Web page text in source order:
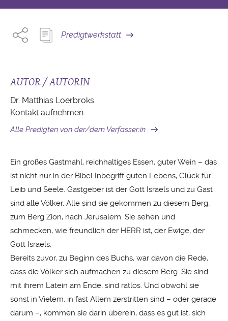
Predigtwerkstatt
AUTOR / AUTORIN
Dr. Matthias Loerbroks
Kontakt aufnehmen
Alle Predigten von der/dem Verfasser:in
Ein großes Gastmahl, reichhaltiges Essen, guter Wein – das
ist nicht nur in der Bibel Inbegriff guten Lebens, Glück für
Leib und Seele. Gastgeber ist der Gott Israels und zu Gast
sind alle Völker. Alle sind sie gekommen zu diesem Berg,
zum Berg Zion, nach Jerusalem. Sie sehen und
schmecken, wie freundlich der HERR ist, der Ewige, der
Gott Israels.
Bereits zuvor, zu Beginn des Buchs, war davon die Rede,
dass die Völker sich aufmachen zu diesem Berg. Sie sind
mit ihrem Latein am Ende, sind ratlos. Und obwohl sie
sonst in Vielem, in fast Allem zerstritten sind – oder gerade
darum –, kommen sie darin überein, dass es gut ist, sich